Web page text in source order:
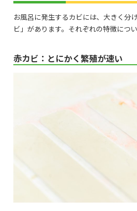
お風呂に発生するカビには、大きく分
ビ」があります。それぞれの特徴につ
赤カビ：とにかく繁殖が速い